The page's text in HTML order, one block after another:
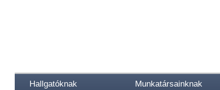
Hallgatóknak Munkatársainknak